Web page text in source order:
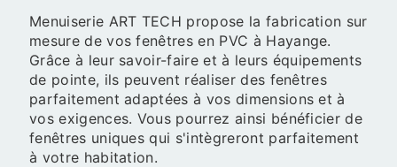
Menuiserie ART TECH propose la fabrication sur
mesure de vos fenêtres en PVC à Hayange.
Grâce à leur savoir-faire et à leurs équipements
de pointe, ils peuvent réaliser des fenêtres
parfaitement adaptées à vos dimensions et à
vos exigences. Vous pourrez ainsi bénéficier de
fenêtres uniques qui s'intègreront parfaitement
à votre habitation.